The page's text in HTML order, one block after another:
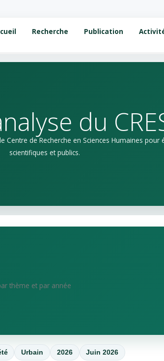
Recherche Publication
du
de Recherche en Sciences Humaines pour
scientifiques et publics.
thème et par année
Urbain 2026 Juin 2026